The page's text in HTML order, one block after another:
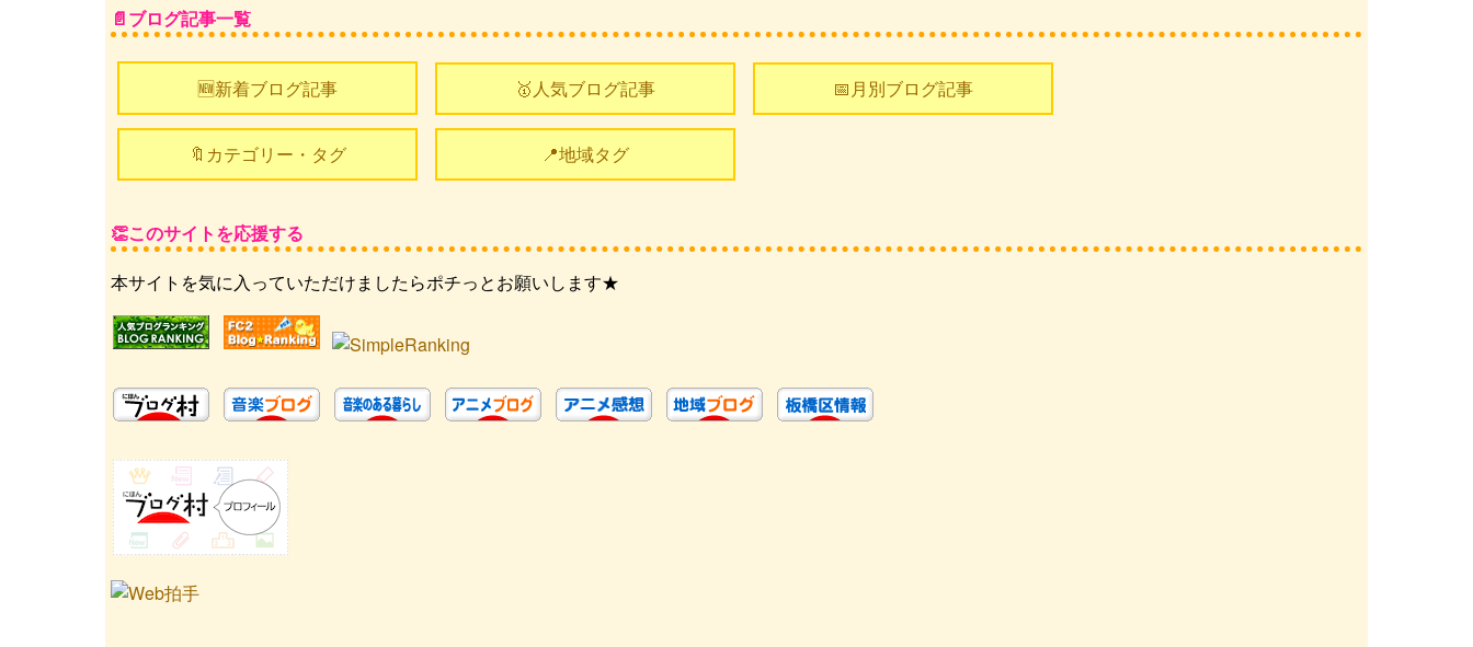
ブログ記事一覧
🆕新着ブログ記事 🥇人気ブログ記事 📅月別ブログ記事
🔖カテゴリー・タグ 📍地域タグ
このサイトを応援する
本サイトを気に入っていただけましたらポチっとお願いします★